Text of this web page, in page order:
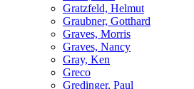
Gratzfeld, Helmut
Graubner, Gotthard
Graves, Morris
Graves, Nancy
Gray, Ken
Greco
Gredinger, Paul